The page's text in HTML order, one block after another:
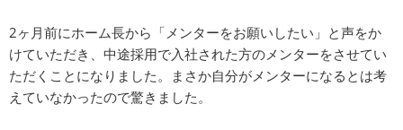
2ヶ月前にホーム長から「メンターをお願いしたい」と声をか
けていただき、中途採用で入社された方のメンターをさせてい
ただくことになりました。まさか自分がメンターになるとは考
えていなかったので驚きました。